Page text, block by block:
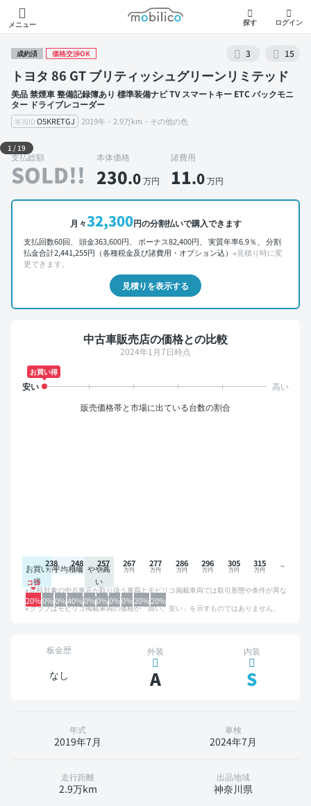
メニュー
モビリコ
探す ログイン
成約済 価格交渉OK 3 15
トヨタ 86 GT ブリティッシュグリーンリミテッド
美品 禁煙車 整備記録簿あり 標準装備ナビ TV スマートキー ETC バックモニ
ター ドライブレコーダー
車両ID O5KRETGJ 2019年・2.9万km・その他の色
外装 左前
1 /19
支払総額
SOLD!!
本体価格
230.0万円
諸費用
11.0万円
月々32,300円の分割払いで購入できます
支払回数60回、 頭金363,600円、 ボーナス82,400円、 実質年率6.9％、 分割
払金合計2,441,255円（各種税金及び諸費用・オプション込） ※見積り時に変
更できます。
見積りを表示する
中古車販売店の価格との比較
2024年1月7日時点
お買い得
販売価格帯と市場に出ている台数の割合
お買い
得
平均相場 やや高
い
20%0%0%40%0%0%0%0%20%20%
238 248 257 267 277 286 296 305 315
比較対象の中古車店が取り扱う車両とモビリコ掲載車両では取引形態や条件が異な
るため、グラフは参考情報です。
グラフはモビリコ掲載車両の価格が「高い、安い」を示すものではありません。
板金歴
なし
外装
A
内装
S
年式
2019年7月
車検
2024年7月
走行距離
2.9万km
出品地域
神奈川県